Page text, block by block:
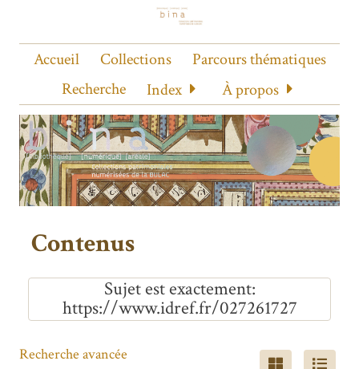
Accueil Collections
Parcours thématiques
Recherche
Index À propos
Contenus
Sujet est exactement
https://www.idref.fr/027261727
Recherche avancée